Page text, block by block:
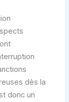
dès la
donc un